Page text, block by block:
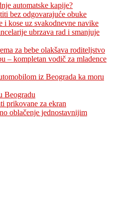
automatske kapije?
bez odgovarajuće obuke
i kose uz svakodnevne navike
ubrzava rad i smanjuje
za bebe olakšava roditeljstvo
– kompletan vodič za mladence
iz Beograda ka moru
Beogradu
prikovane za ekran
oblačenje jednostavnijim